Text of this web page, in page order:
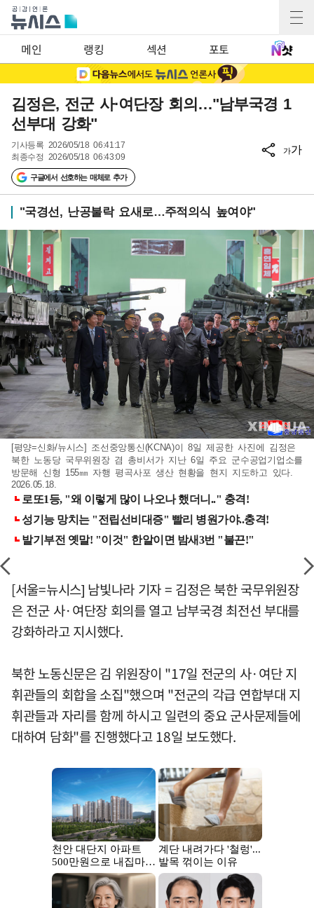
메인 랭킹 섹션 포토
김정은, 전군 사·여단장 회의…"남부국경 1
선부대 강화"
기사등록 2026/05/18 06:41:17
최종수정 2026/05/18 06:43:09
구글에서 선호하는 매체로 추가
가가
"국경선, 난공불락 요새로…주적의식 높여야"
[평양=신화/뉴시스] 조선중앙통신(KCNA)이 8일 제공한 사진에 김정은
북한 노동당 국무위원장 겸 총비서가 지난 6일 주요 군수공업기업소를
방문해 신형 155㎜ 자행 평곡사포 생산 현황을 현지 지도하고 있다.
2026.05.18.
[서울=뉴시스] 남빛나라 기자 = 김정은 북한 국무위원장
은 전군 사·여단장 회의를 열고 남부국경 최전선 부대를
강화하라고 지시했다.
북한 노동신문은 김 위원장이 "17일 전군의 사·여단 지
휘관들의 회합을 소집"했으며 "전군의 각급 연합부대 지
휘관들과 자리를 함께 하시고 일련의 중요 군사문제들에
대하여 담화"를 진행했다고 18일 보도했다.